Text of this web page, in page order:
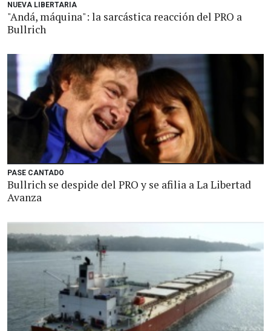
NUEVA LIBERTARIA
"Andá, máquina": la sarcástica reacción del PRO a
Bullrich
PASE CANTADO
Bullrich se despide del PRO y se afilia a La Libertad
Avanza